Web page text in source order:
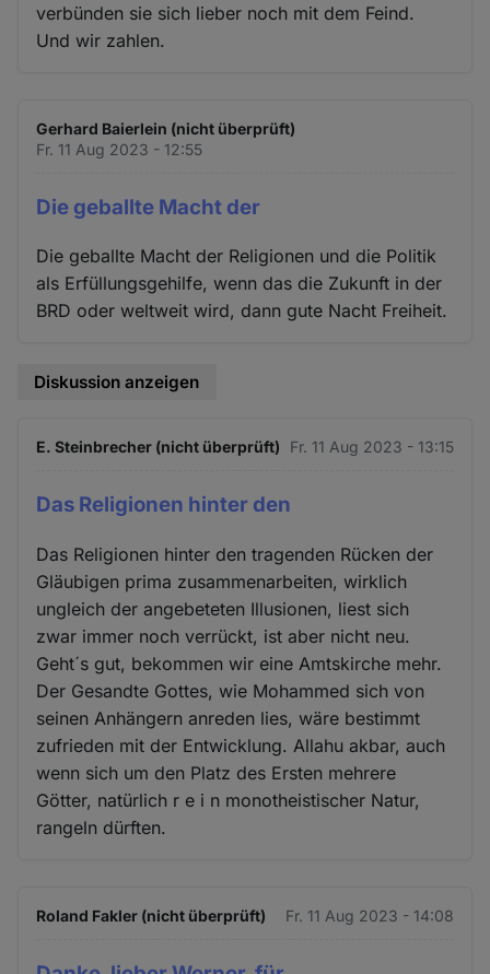
verbünden sie sich lieber noch mit dem Feind.
Und wir zahlen.
Gerhard Baierlein (nicht überprüft)
Fr. 11 Aug 2023 - 12:55
Die geballte Macht der
Die geballte Macht der Religionen und die Politik
als Erfüllungsgehilfe, wenn das die Zukunft in der
BRD oder weltweit wird, dann gute Nacht Freiheit.
Diskussion anzeigen
E. Steinbrecher (nicht überprüft) Fr. 11 Aug 2023 - 13:15
Das Religionen hinter den
Das Religionen hinter den tragenden Rücken der
Gläubigen prima zusammenarbeiten, wirklich
ungleich der angebeteten Illusionen, liest sich
zwar immer noch verrückt, ist aber nicht neu.
Geht´s gut, bekommen wir eine Amtskirche mehr.
Der Gesandte Gottes, wie Mohammed sich von
seinen Anhängern anreden lies, wäre bestimmt
zufrieden mit der Entwicklung. Allahu akbar, auch
wenn sich um den Platz des Ersten mehrere
Götter, natürlich r e i n monotheistischer Natur,
rangeln dürften.
Roland Fakler (nicht überprüft) Fr. 11 Aug 2023 - 14:08